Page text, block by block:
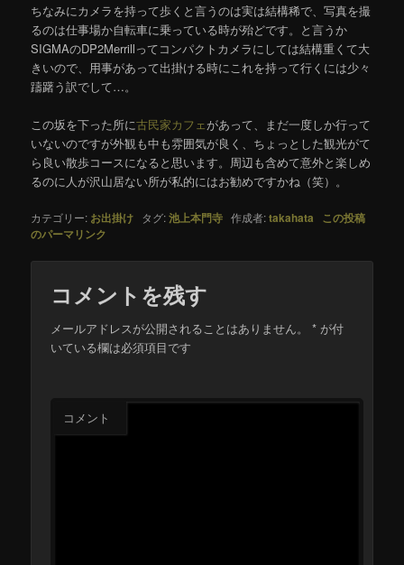
ちなみにカメラを持って歩くと言うのは実は結構稀で、写真を撮
るのは仕事場か自転車に乗っている時が殆どです。と言うか
SIGMAのDP2Merrillってコンパクトカメラにしては結構重くて大
きいので、用事があって出掛ける時にこれを持って行くには少々
躊躇う訳でして…。
この坂を下った所に古民家カフェがあって、まだ一度しか行って
いないのですが外観も中も雰囲気が良く、ちょっとした観光がて
ら良い散歩コースになると思います。周辺も含めて意外と楽しめ
るのに人が沢山居ない所が私的にはお勧めですかね（笑）。
カテゴリー: お出掛け タグ:池上本門寺 作成者:takahata
この投稿
のパーマリンク
コメントを残す
メールアドレスが公開されることはありません。 * が付
いている欄は必須項目です
コメント